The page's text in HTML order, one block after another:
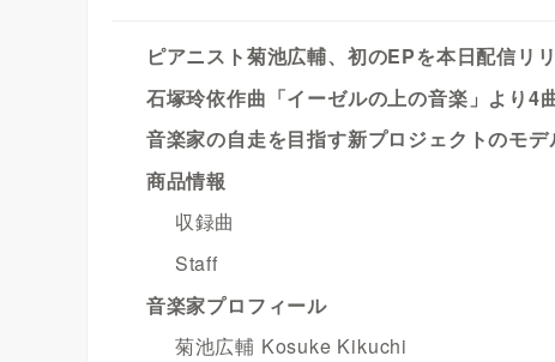
ピアニスト菊池広輔、初のEPを本日配信リ
石塚玲依作曲「イーゼルの上の音楽」より4
音楽家の自走を目指す新プロジェクトのモデ
商品情報
収録曲
Staff
音楽家プロフィール
菊池広輔 Kosuke Kikuchi